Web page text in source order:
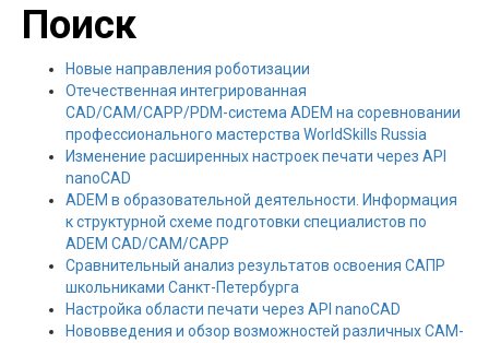
Поиск
Новые направления роботизации
Отечественная интегрированная
CAD/CAM/CAPP/PDM-система ADEM на соревновании
профессионального мастерства WorldSkills Russia
Изменение расширенных настроек печати через API
nanoCAD
ADEM в образовательной деятельности. Информация
к структурной схеме подготовки специалистов по
ADEM CAD/CAM/CAPP
Сравнительный анализ результатов освоения САПР
школьниками Санкт-Петербурга
Настройка области печати через API nanoCAD
Нововведения и обзор возможностей различных САМ-